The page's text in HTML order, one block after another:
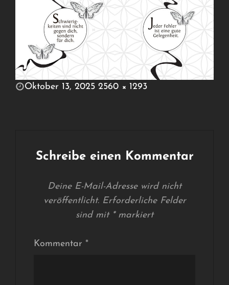
POSTED
Oktober 13, 2025 2560 × 1293
Schreibe einen Kommentar
Deine E-Mail-Adresse wird nicht
veröffentlicht. Erforderliche Felder
sind mit *markiert
Kommentar *